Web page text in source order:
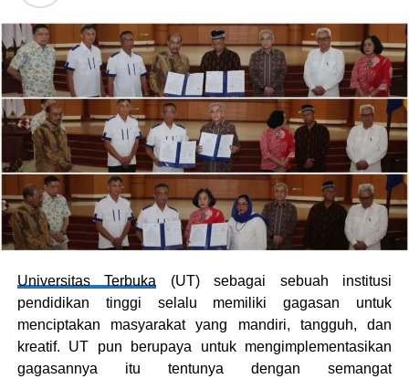
Universitas Terbuka (UT) sebagai sebuah institusi
pendidikan tinggi selalu memiliki gagasan untuk
menciptakan masyarakat yang mandiri, tangguh, dan
kreatif. UT pun berupaya untuk mengimplementasikan
gagasannya itu tentunya dengan semangat